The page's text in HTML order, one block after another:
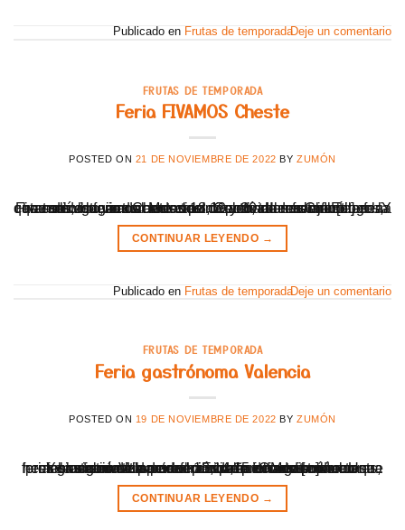
Publicado en Frutas de temporadaDeje un comentario
FRUTAS DE TEMPORADA
Feria FIVAMOS Cheste
POSTED ON 21 DE NOVIEMBRE DE 2022 BY ZUMÓN
Fivamos, la feria del Moscatel. Celebrada en Cheste, en la que como buenos Chestanos no podíamos faltar! Esta feria ha tenido lugar durante el 18,19 y 20 de noviembre en la que se organizaron todo tipo de actividades: monólogos, catas de vino, actuaciones en directo, talleres infantiles... Y allí estuvimos con nuestro zumo de naranja. [...]
CONTINUAR LEYENDO →
Publicado en Frutas de temporadaDeje un comentario
FRUTAS DE TEMPORADA
Feria gastrónoma Valencia
POSTED ON 19 DE NOVIEMBRE DE 2022 BY ZUMÓN
Y la siguiente parada ha sido la feria gastrónoma celebrada en Valencia el 13,14,15 de noviembre. Una feria gastronómica de referencia en el Mediterráneo que se ha convertido en el punto de encuentro de los profesionales del sector en España. Como productores, hemos asistido a la ponencias relacionadas con nuestra rama. La producción de producto [...]
CONTINUAR LEYENDO →